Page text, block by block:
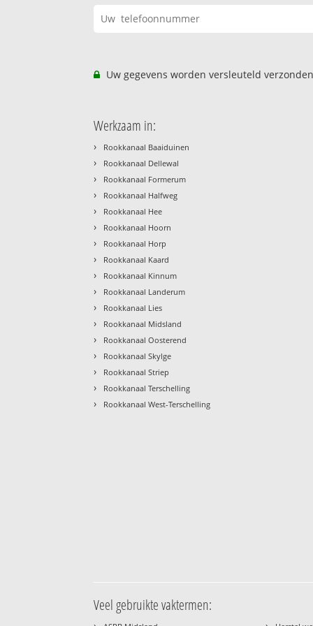
Uw gegevens worden versleuteld
Werkzaam in:
› Rookkanaal Baaiduinen
› Rookkanaal Dellewal
› Rookkanaal Formerum
› Rookkanaal Halfweg
› Rookkanaal Hee
› Rookkanaal Hoorn
› Rookkanaal Horp
› Rookkanaal Kaard
› Rookkanaal Kinnum
› Rookkanaal Landerum
› Rookkanaal Lies
› Rookkanaal Midsland
› Rookkanaal Oosterend
› Rookkanaal Skylge
› Rookkanaal Striep
› Rookkanaal Terschelling
› Rookkanaal West-Terschelling
Veel gebruikte vaktermen: